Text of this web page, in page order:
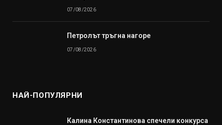
07/08/2026
Петролът тръгна нагоре
07/08/2026
НАЙ-ПОПУЛЯРНИ
Калина Константинова спечели конкурса